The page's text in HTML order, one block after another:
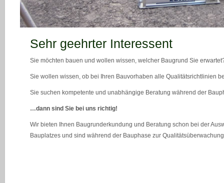
Sehr geehrter Interessent
Sie möchten bauen und wollen wissen, welcher Baugrund Sie
Sie wollen wissen, ob bei Ihren Bauvorhaben alle Qualitätsrichtlinien
Sie suchen kompetente und unabhängige Beratung während der
…dann sind Sie bei uns richtig!
Wir bieten Ihnen Baugrunderkundung und Beratung schon bei der
Bauplatzes und sind während der Bauphase zur